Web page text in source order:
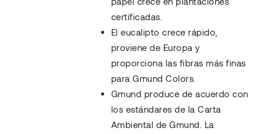
certificadas.
El eucalipto crece rápido,
proviene de Europa y
proporciona las fibras más finas
para Gmund Colors.
Gmund produce de acuerdo con
los estándares de la Carta
Ambiental de Gmund. La